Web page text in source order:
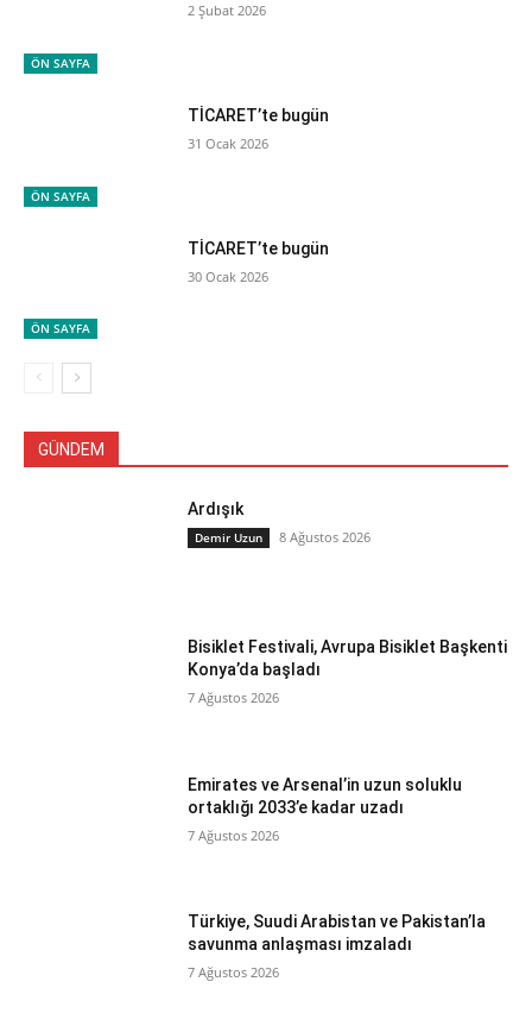
ÖN SAYFA
2 Şubat 2026
ÖN SAYFA
TİCARET’te bugün
31 Ocak 2026
ÖN SAYFA
TİCARET’te bugün
30 Ocak 2026
GÜNDEM
Ardışık
Demir Uzun 8 Ağustos 2026
Bisiklet Festivali, Avrupa Bisiklet Başkenti
Konya’da başladı
7 Ağustos 2026
Emirates ve Arsenal’in uzun soluklu
ortaklığı 2033’e kadar uzadı
7 Ağustos 2026
Türkiye, Suudi Arabistan ve Pakistan’la
savunma anlaşması imzaladı
7 Ağustos 2026